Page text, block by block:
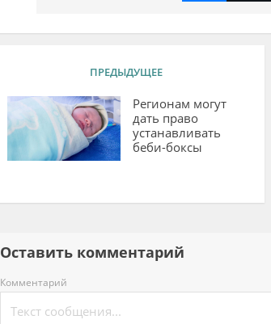
ПРЕДЫДУЩЕЕ
Регионам могут
дать право
устанавливать
беби-боксы
Оставить комментарий
Комментарий